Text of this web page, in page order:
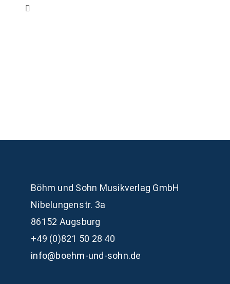
Böhm und Sohn Musikverlag GmbH
Nibelungenstr. 3a
86152 Augsburg
+49 (0)821 50 28 40
info@boehm-und-sohn.de